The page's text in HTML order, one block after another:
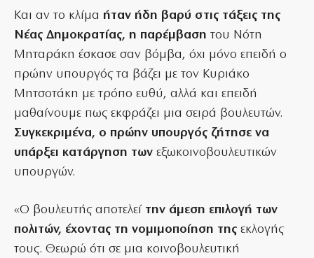
Και αν το κλίμα ήταν ήδη βαρύ στις τάξεις της
Νέας Δημοκρατίας, η παρέμβαση του Νότη
Μηταράκη έσκασε σαν βόμβα, όχι μόνο επειδή ο
πρώην υπουργός τα βάζει με τον Κυριάκο
Μητσοτάκη με τρόπο ευθύ, αλλά και επειδή
μαθαίνουμε πως εκφράζει μια σειρά βουλευτών.
Συγκεκριμένα, ο πρώην υπουργός ζήτησε να
υπάρξει κατάργηση των εξωκοινοβουλευτικών
υπουργών.
«Ο βουλευτής αποτελεί την άμεση επιλογή των
πολιτών, έχοντας τη νομιμοποίηση της εκλογής
τους. Θεωρώ ότι σε μια κοινοβουλευτική